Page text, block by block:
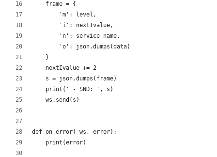
    frame = {
        'm': level,
        'i': nextIvalue,
        'n': service_name,
        'o': json.dumps(data)
    }
    nextIvalue += 2
    s = json.dumps(frame)
    print(' - SND: ', s)
    ws.send(s)
def on_error(_ws, error):
    print(error)